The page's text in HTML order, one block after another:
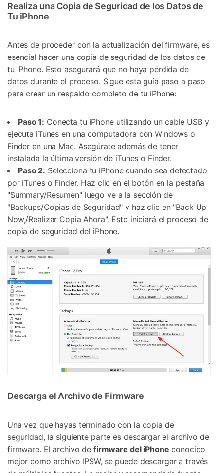
Realiza una Copia de Seguridad de los Datos de
Tu iPhone
Antes de proceder con la actualización del firmware, es
esencial hacer una copia de seguridad de los datos de
tu iPhone. Esto asegurará que no haya pérdida de
datos durante el proceso. Sigue esta guía paso a paso
para crear un respaldo completo de tu iPhone:
Paso 1: Conecta tu iPhone utilizando un cable USB y
ejecuta iTunes en una computadora con Windows o
Finder en una Mac. Asegúrate además de tener
instalada la última versión de iTunes o Finder.
Paso 2: Selecciona tu iPhone cuando sea detectado
por iTunes o Finder. Haz clic en el botón en la pestaña
"Summary/Resumen" luego ve a la sección de
"Backups/Copias de Seguridad" y haz clic en "Back Up
Now,/Realizar Copia Ahora". Esto iniciará el proceso de
copia de seguridad del iPhone.
Descarga el Archivo de Firmware
Una vez que hayas terminado con la copia de
seguridad, la siguiente parte es descargar el archivo de
firmware. El archivo de firmware del iPhone conocido
mejor como archivo IPSW, se puede descargar a través